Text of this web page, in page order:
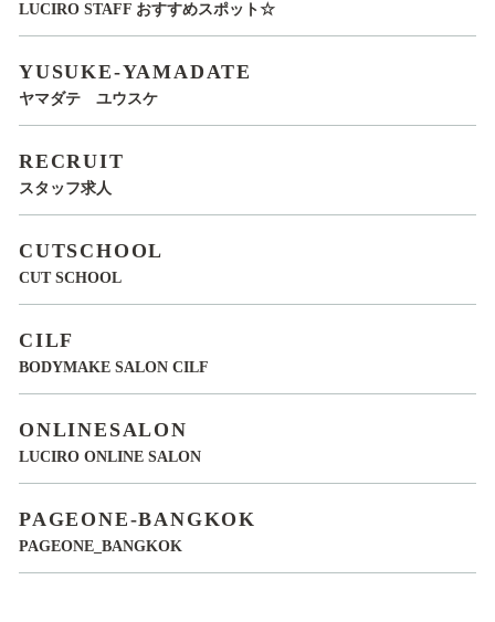
LUCIRO STAFF おすすめスポット☆
YUSUKE-YAMADATE
ヤマダテ ユウスケ
RECRUIT
スタッフ求人
CUTSCHOOL
CUT SCHOOL
CILF
BODYMAKE SALON CILF
ONLINESALON
LUCIRO ONLINE SALON
PAGEONE-BANGKOK
PAGEONE_BANGKOK